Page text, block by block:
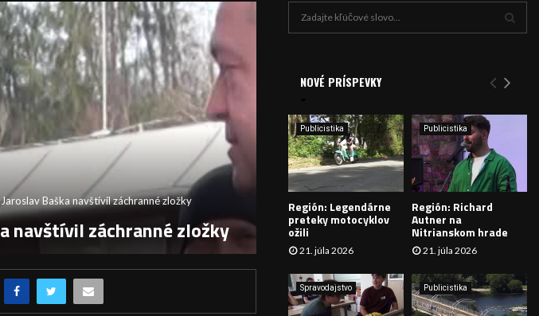
Baška navštívil záchranné zložky
navštívil záchranné zložky
e
:
Y
H
A
Á
V
A
NOVÉ PRÍSPEVKY
Publicistika
Región: Legendárne
preteky motocyklov
ožili
21. júla 2026
Publicistika
Región: Richard
Autner na
Nitrianskom hrade
21. júla 2026
Spravodajstvo Publicistika